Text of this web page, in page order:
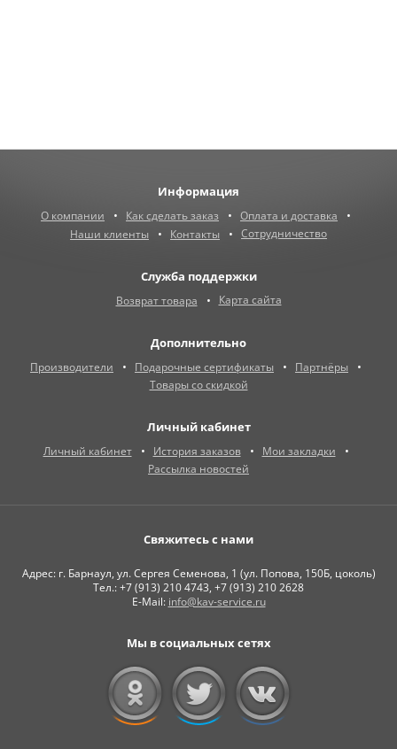
Информация
О компании Как сделать заказ
Оплата и доставка
Наши клиенты
Контакты Сотрудничество
Служба поддержки
Возврат товара Карта сайта
Дополнительно
Производители Подарочные сертификаты
Партнёры
Товары со скидкой
Личный кабинет
Личный кабинет История заказов
Мои закладки
Рассылка новостей
Свяжитесь с нами
Адрес: г. Барнаул, ул. Сергея Семенова, 1 (ул. Попова, 150Б, цоколь)
Тел.: +7 (913) 210 4743, +7 (913) 210 2628
E-Mail: info@kav-service.ru
Мы в социальных сетях